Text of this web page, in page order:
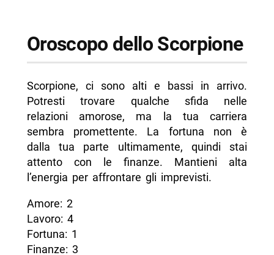
Oroscopo dello Scorpione
Scorpione, ci sono alti e bassi in arrivo.
Potresti trovare qualche sfida nelle
relazioni amorose, ma la tua carriera
sembra promettente. La fortuna non è
dalla tua parte ultimamente, quindi stai
attento con le finanze. Mantieni alta
l’energia per affrontare gli imprevisti.
Amore: 2
Lavoro: 4
Fortuna: 1
Finanze: 3